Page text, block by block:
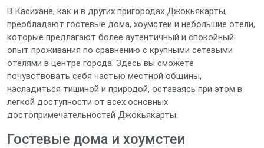
В Касихане, как и в других пригородах Джокьякарты,
преобладают гостевые дома, хоумстеи и небольшие отели,
которые предлагают более аутентичный и спокойный
опыт проживания по сравнению с крупными сетевыми
отелями в центре города. Здесь вы сможете
почувствовать себя частью местной общины,
насладиться тишиной и природой, оставаясь при этом в
легкой доступности от всех основных
достопримечательностей Джокьякарты.
Гостевые дома и хоумстеи